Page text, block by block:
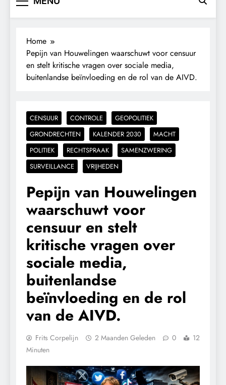
Home
Pepijn van Houwelingen waarschuwt voor censuur
en stelt kritische vragen over sociale media,
buitenlandse beïnvloeding en de rol van de AIVD.
CENSUUR CONTROLE
GEOPOLITIEK
GRONDRECHTEN
KALENDER 2030
MACHT
POLITIEK
RECHTSPRAAK
SAMENZWERING
SURVEILLANCE
VRIJHEDEN
Pepijn van Houwelingen
waarschuwt voor
censuur en stelt
kritische vragen over
sociale media,
buitenlandse
beïnvloeding en de rol
van de AIVD.
Frits Corpelijn 2 Maanden Geleden 0
12
Minuten